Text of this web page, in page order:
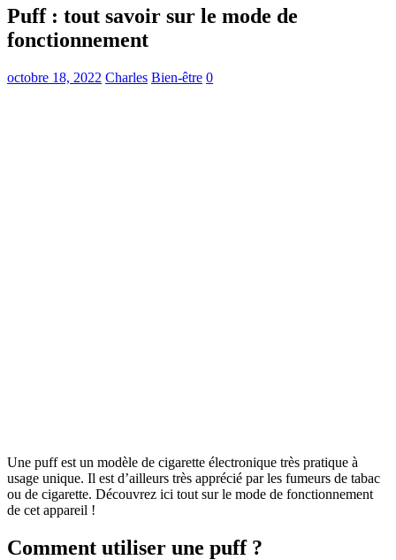
Puff : tout savoir sur le mode de
fonctionnement
octobre 18, 2022 Charles Bien-être 0
Une puff est un modèle de cigarette électronique très pratique à
usage unique. Il est d’ailleurs très apprécié par les fumeurs de tabac
ou de cigarette. Découvrez ici tout sur le mode de fonctionnement
de cet appareil !
Comment utiliser une puff ?